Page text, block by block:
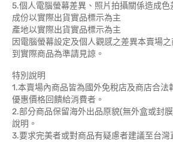
5.個人電腦螢幕差異、照片拍攝關係造成色
成份以實際出貨實品標示為主
產地以實際出貨實品標示為主
因電腦螢幕設定及個人觀感之差異本賣場
到實際商品為準請見諒。
特別說明
1.本賣場內商品皆為國外免稅店及商店合法
優惠價格回饋給消費者。
2.部分商品保留海外出品原貌(無外盒或封
說明。
3.要求完美者或對商品有疑慮者建議至台灣